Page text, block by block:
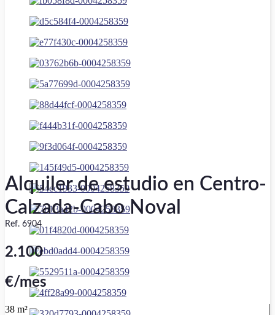
Alquiler de estudio en Centro-
Calzada-Cabo Noval
Ref. 6904
2.100
€/mes
38 m²